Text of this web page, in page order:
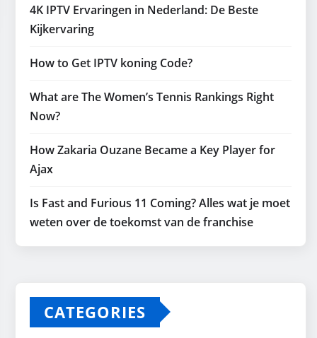
4K IPTV Ervaringen in Nederland: De Beste
Kijkervaring
How to Get IPTV koning Code?
What are The Women’s Tennis Rankings Right
Now?
How Zakaria Ouzane Became a Key Player for
Ajax
Is Fast and Furious 11 Coming? Alles wat je moet
weten over de toekomst van de franchise
CATEGORIES